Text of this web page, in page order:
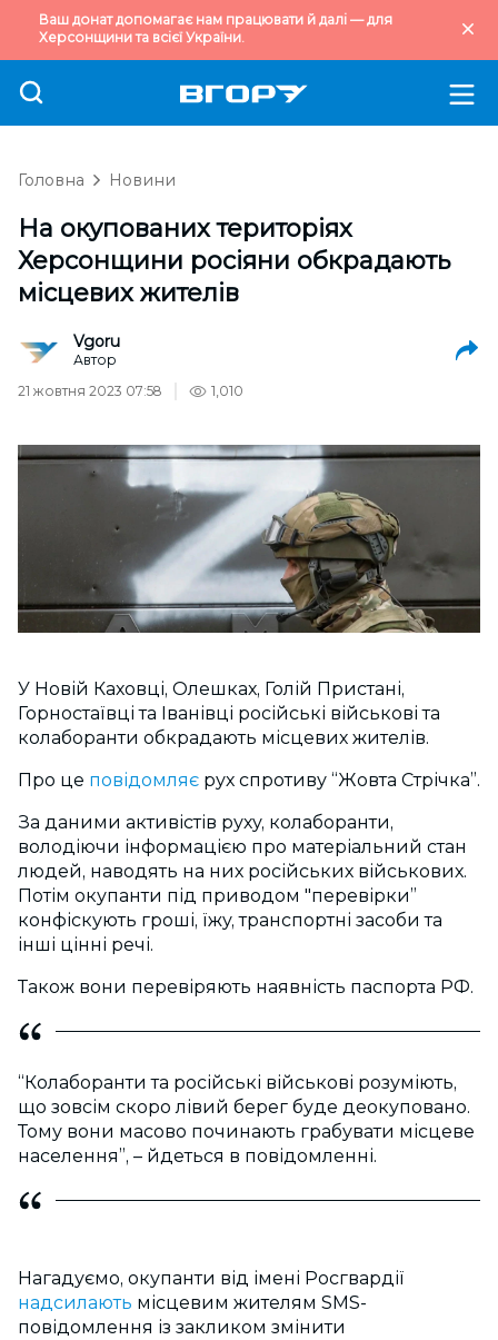
Ваш донат допомагає нам працювати й далі — для
Херсонщини та всієї України.
Головна Новини
На окупованих територіях
Херсонщини росіяни обкрадають
місцевих жителів
Vgoru
Автор
21 жовтня 2023 07:58
1,010
У Новій Каховці, Олешках, Голій Пристані,
Горностаївці та Іванівці російські військові та
колаборанти обкрадають місцевих жителів.
Про це повідомляє рух спротиву “Жовта Стрічка”.
За даними активістів руху, колаборанти,
володіючи інформацією про матеріальний стан
людей, наводять на них російських військових.
Потім окупанти під приводом "перевірки”
конфіскують гроші, їжу, транспортні засоби та
інші цінні речі.
Також вони перевіряють наявність паспорта РФ.
“Колаборанти та російські військові розуміють,
що зовсім скоро лівий берег буде деокуповано.
Тому вони масово починають грабувати місцеве
населення”, – йдеться в повідомленні.
Нагадуємо, окупанти від імені Росгвардії
надсилають місцевим жителям SMS-
повідомлення із закликом змінити